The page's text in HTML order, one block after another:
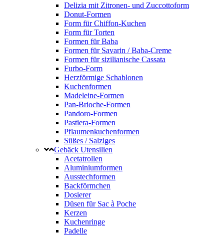
Delizia mit Zitronen- und Zuccottoform
Donut-Formen
Form für Chiffon-Kuchen
Form für Torten
Formen für Baba
Formen für Savarin / Baba-Creme
Formen für sizilianische Cassata
Furbo-Form
Herzförmige Schablonen
Kuchenformen
Madeleine-Formen
Pan-Brioche-Formen
Pandoro-Formen
Pastiera-Formen
Pflaumenkuchenformen
Süßes / Salziges
Gebäck Utensilien
Acetatrollen
Aluminiumformen
Ausstechformen
Backförmchen
Dosierer
Düsen für Sac à Poche
Kerzen
Kuchenringe
Padelle